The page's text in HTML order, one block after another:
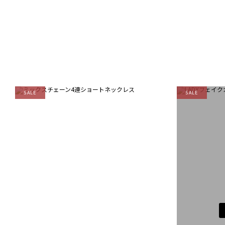
SALE SALE